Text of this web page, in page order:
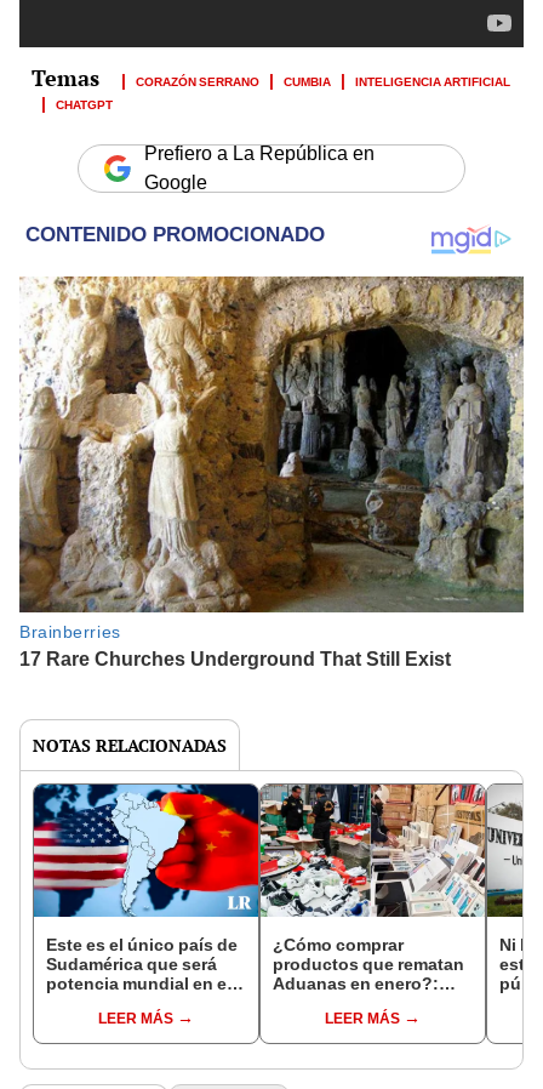
CORAZÓN SERRANO CUMBIA
INTELIGENCIA ARTIFICIAL
CHATGPT
Prefiero a La República en
Google
NOTAS RELACIONADAS
Este es el único país de
Sudamérica que será
potencia mundial en el
LEER MÁS
¿Cómo comprar
productos que rematan
Aduanas en enero?:
celulares, ropa y más
LEER MÁS
Ni la
esta